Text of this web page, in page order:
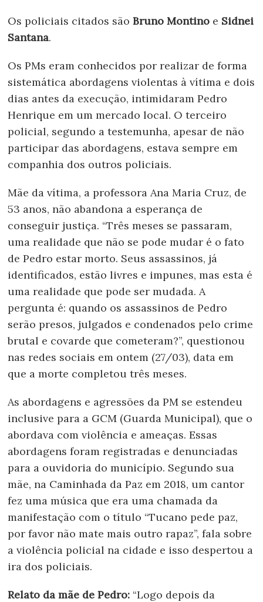
Os policiais citados sãoBruno Montino e Sidnei
Santana.
Os PMs eram conhecidos por realizar de forma
sistemática abordagens violentas à vítima e dois
dias antes da execução, intimidaram Pedro
Henrique em um mercado local. O terceiro
policial, segundo a testemunha, apesar de não
participar das abordagens, estava sempre em
companhia dos outros policiais.
Mãe da vítima, a professora Ana Maria Cruz, de
53 anos, não abandona a esperança de
conseguir justiça. “Três meses se passaram,
uma realidade que não se pode mudar é o fato
de Pedro estar morto. Seus assassinos, já
identificados, estão livres e impunes, mas esta é
uma realidade que pode ser mudada. A
pergunta é: quando os assassinos de Pedro
serão presos, julgados e condenados pelo crime
brutal e covarde que cometeram?”, questionou
nas redes sociais em ontem (27/03), data em
que a morte completou três meses.
As abordagens e agressões da PM se estendeu
inclusive para a GCM (Guarda Municipal), que o
abordava com violência e ameaças. Essas
abordagens foram registradas e denunciadas
para a ouvidoria do município. Segundo sua
mãe, na Caminhada da Paz em 2018, um cantor
fez uma música que era uma chamada da
manifestação com o título “Tucano pede paz,
por favor não mate mais outro rapaz”, fala sobre
a violência policial na cidade e isso despertou a
ira dos policiais.
Relato da mãe de Pedro: “Logo depois da